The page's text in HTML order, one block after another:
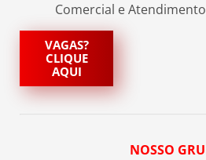
Comercial e
VAGAS?
CLIQUE
AQUI
NOSSO